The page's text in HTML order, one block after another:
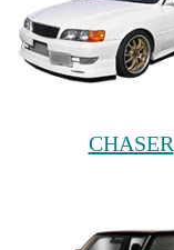
CHASER